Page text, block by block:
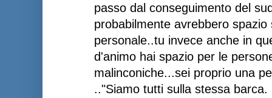
passo dal conseguimento del
probabilmente avrebbero
personale..tu invece anche in
d'animo hai spazio per le
malinconiche...sei proprio una
.."Siamo tutti sulla stessa